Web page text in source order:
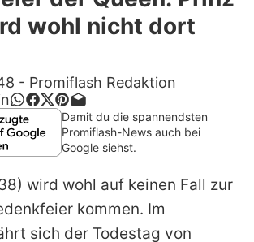
Themen auf Promiflash
App runterladen
Team
Richtlinien
Impressum
wohl nicht dort
- Promiflash Redaktion
Damit du die spannendsten
Promiflash-News auch bei
Google siehst.
wird wohl auf keinen Fall zur
kommen. Im
sich der Todestag von